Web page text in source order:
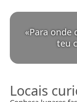
«Para onde
teu
Locais